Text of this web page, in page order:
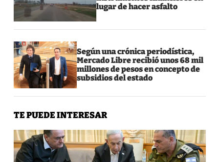
lugar de hacer asfalto
Según una crónica periodística,
Mercado Libre recibió unos 68 mil
millones de pesos en concepto de
subsidios del estado
TE PUEDE INTERESAR